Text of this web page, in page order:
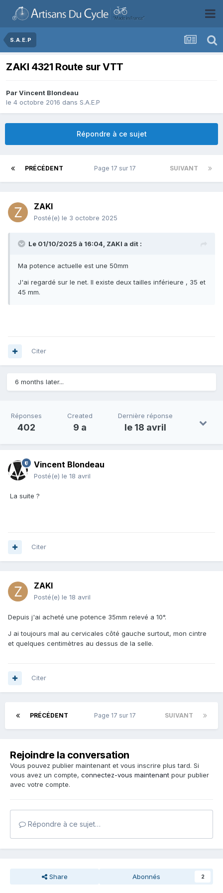
S.A.E.P
ZAKI 4321 Route sur VTT
ParVincent Blondeau
le 4 octobre 2016 dans S.A.E.P
Répondre à ce sujet
PRÉCÉDENT SUIVANT
Page 17 sur 17
ZAKI
Posté(e) le 3 octobre 2025
Le 01/10/2025 à 16:04, ZAKI a dit :
Ma potence actuelle est une 50mm
J'ai regardé sur le net. Il existe deux tailles inférieure , 35 et
45 mm.
Citer
6 months later...
Réponses
402
Created
9 a
Dernière réponse
le 18 avril
Vincent Blondeau
Posté(e) le 18 avril
La suite ?
Citer
ZAKI
Posté(e) le 18 avril
Depuis j'ai acheté une potence 35mm relevé a 10°.
J ai toujours mal au cervicales côté gauche surtout, mon cintre
et quelques centimètres au dessus de la selle.
Citer
PRÉCÉDENT SUIVANT
Page 17 sur 17
Rejoindre la conversation
Vous pouvez publier maintenant et vous inscrire plus tard. Si
vous avez un compte, connectez-vous maintenant pour publier
avec votre compte.
Répondre à ce sujet…
Share Abonnés 2